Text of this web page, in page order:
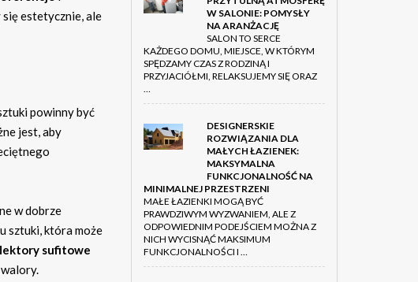
estetycznie, ale
sztuki powinny być
jest, aby
w dobrze
sztuki, która może
sufitowe
W SALONIE: POMYSŁY
NA ARANŻACJĘ
SALON TO SERCE
KAŻDEGO DOMU, MIEJSCE, W KTÓRYM
SPĘDZAMY CZAS Z RODZINĄ I
PRZYJACIÓŁMI, RELAKSUJEMY SIĘ ORAZ
…
DESIGNERSKIE
ROZWIĄZANIA DLA
MAŁYCH ŁAZIENEK:
MAKSYMALNA
FUNKCJONALNOŚĆ NA
MINIMALNEJ PRZESTRZENI
MAŁE ŁAZIENKI MOGĄ BYĆ
PRAWDZIWYM WYZWANIEM, ALE Z
ODPOWIEDNIM PODEJŚCIEM MOŻNA Z
NICH WYCISNĄĆ MAKSIMUM
FUNKCJONALNOŚCI I …